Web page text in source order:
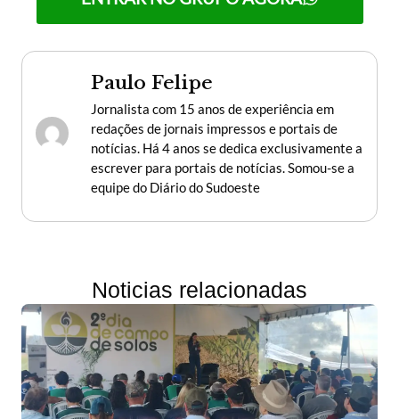
Paulo Felipe
Jornalista com 15 anos de experiência em
redações de jornais impressos e portais de
notícias. Há 4 anos se dedica exclusivamente a
escrever para portais de notícias. Somou-se a
equipe do Diário do Sudoeste
Noticias relacionadas